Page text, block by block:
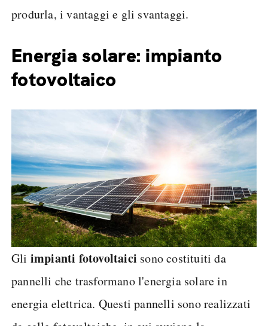
produrla, i vantaggi e gli svantaggi.
Energia solare: impianto
fotovoltaico
Gli impianti fotovoltaici sono costituiti da
pannelli che trasformano l'energia solare in
energia elettrica. Questi pannelli sono realizzati